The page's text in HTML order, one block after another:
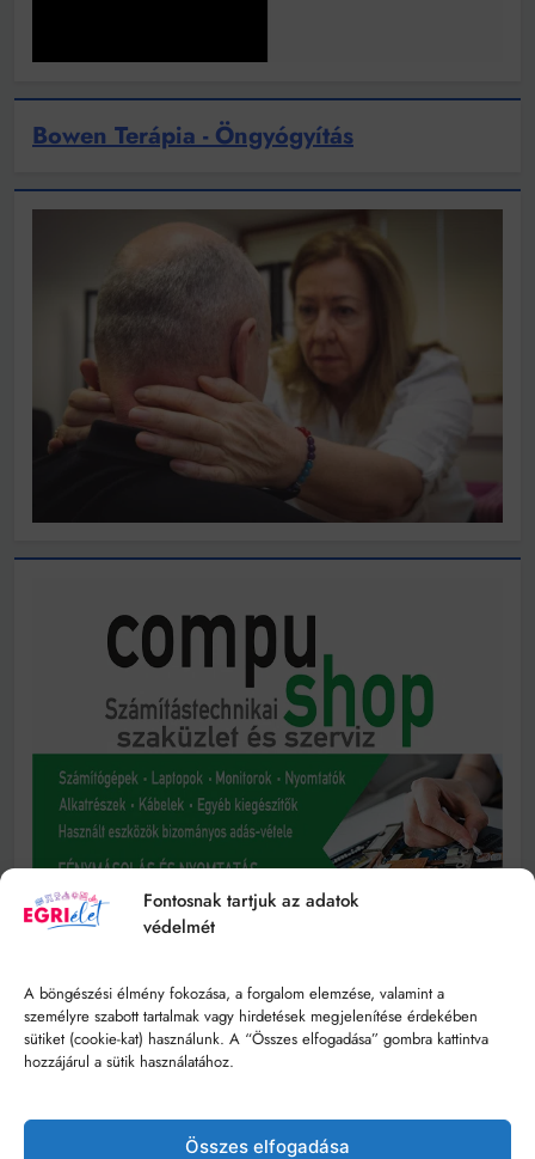
Fontosnak tartjuk az adatok
védelmét
A böngészési élmény fokozása, a forgalom elemzése, valamint a
személyre szabott tartalmak vagy hirdetések megjelenítése érdekében
sütiket (cookie-kat) használunk. A “Összes elfogadása” gombra kattintva
hozzájárul a sütik használatához.
Összes elfogadása
Bowen Terápia - Öngyógyítás